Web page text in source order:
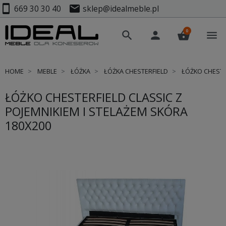
smartphone 669 30 30 40 mail sklep@idealmeble.pl
search person shopping_basket
0 menu
HOME MEBLE ŁÓŻKA ŁÓŻKA CHESTERFIELD ŁÓŻKO
ŁÓŻKO CHESTERFIELD CLASSIC Z
POJEMNIKIEM I STELAŻEM SKÓRA
180X200